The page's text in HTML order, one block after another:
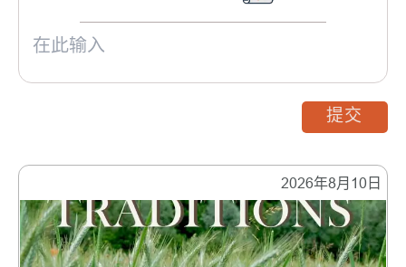
2026年8月10日
提交